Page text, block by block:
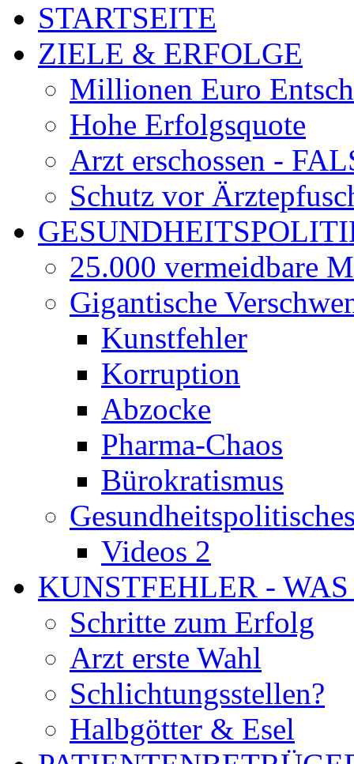
STARTSEITE
ZIELE & ERFOLGE
Millionen Euro
Hohe Erfolgsquote
Arzt erschossen -
Schutz vor
25.000 vermeidbare
Gigantische
Kunstfehler
Korruption
Abzocke
Pharma-Chaos
Bürokratismus
Videos 2
KUNSTFEHLER -
Schritte zum Erfolg
Arzt erste Wahl
Schlichtungsstellen?
Halbgötter & Esel